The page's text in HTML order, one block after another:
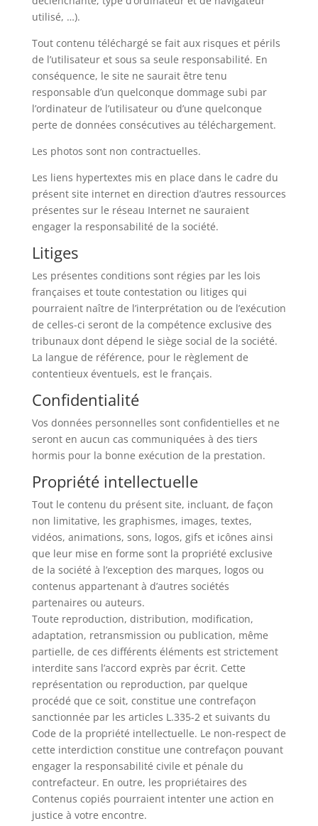
utilisé, …).
Tout contenu téléchargé se fait aux risques et périls
de l’utilisateur et sous sa seule responsabilité. En
conséquence, le site ne saurait être tenu
responsable d’un quelconque dommage subi par
l’ordinateur de l’utilisateur ou d’une quelconque
perte de données consécutives au téléchargement.
Les photos sont non contractuelles.
Les liens hypertextes mis en place dans le cadre du
présent site internet en direction d’autres ressources
présentes sur le réseau Internet ne sauraient
engager la responsabilité de la société.
Litiges
Les présentes conditions sont régies par les lois
françaises et toute contestation ou litiges qui
pourraient naître de l’interprétation ou de l’exécution
de celles-ci seront de la compétence exclusive des
tribunaux dont dépend le siège social de la société.
La langue de référence, pour le règlement de
contentieux éventuels, est le français.
Confidentialité
Vos données personnelles sont confidentielles et ne
seront en aucun cas communiquées à des tiers
hormis pour la bonne exécution de la prestation.
Propriété intellectuelle
Tout le contenu du présent site, incluant, de façon
non limitative, les graphismes, images, textes,
vidéos, animations, sons, logos, gifs et icônes ainsi
que leur mise en forme sont la propriété exclusive
de la société à l’exception des marques, logos ou
contenus appartenant à d’autres sociétés
partenaires ou auteurs.
Toute reproduction, distribution, modification,
adaptation, retransmission ou publication, même
partielle, de ces différents éléments est strictement
interdite sans l’accord exprès par écrit. Cette
représentation ou reproduction, par quelque
procédé que ce soit, constitue une contrefaçon
sanctionnée par les articles L.335-2 et suivants du
Code de la propriété intellectuelle. Le non-respect de
cette interdiction constitue une contrefaçon pouvant
engager la responsabilité civile et pénale du
contrefacteur. En outre, les propriétaires des
Contenus copiés pourraient intenter une action en
justice à votre encontre.